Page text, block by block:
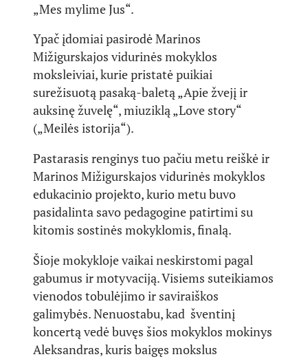
„Mes mylime Jus“.
Ypač įdomiai pasirodė Marinos
Mižigurskajos vidurinės mokyklos
moksleiviai, kurie pristatė puikiai
surežisuotą pasaką-baletą „Apie žvejį ir
auksinę žuvelę“, miuziklą „Love story“
(„Meilės istorija“).
Pastarasis renginys tuo pačiu metu reiškė ir
Marinos Mižigurskajos vidurinės mokyklos
edukacinio projekto, kurio metu buvo
pasidalinta savo pedagogine patirtimi su
kitomis sostinės mokyklomis, finalą.
Šioje mokykloje vaikai neskirstomi pagal
gabumus ir motyvaciją. Visiems suteikiamos
vienodos tobulėjimo ir saviraiškos
galimybės. Nenuostabu, kad šventinį
koncertą vedė buvęs šios mokyklos mokinys
Aleksandras, kuris baigęs mokslus